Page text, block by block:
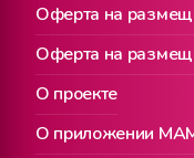
О проекте
О приложении
Оферта на
Оферта на